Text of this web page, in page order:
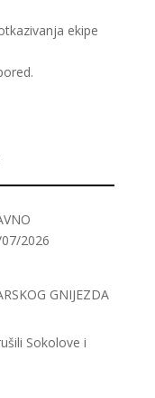
ekipe
2026
GNIJEZDA
Sokolove i